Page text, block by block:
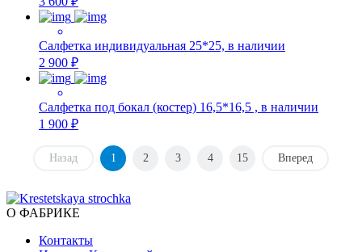
Салфетка индивидуальная 25*25, в наличии
2 900 ₽
Салфетка под бокал (костер) 16,5*16,5 , в наличии
1 900 ₽
Назад 1 2 3 4 15 Вперед
О ФАБРИКЕ
Контакты